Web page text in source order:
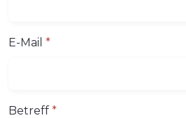
E-Mail *
Betreff *